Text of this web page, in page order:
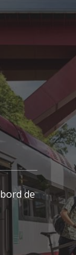
de